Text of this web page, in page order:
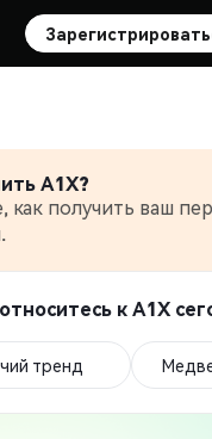
A1X?
как получить ваш
к A1X
тренд